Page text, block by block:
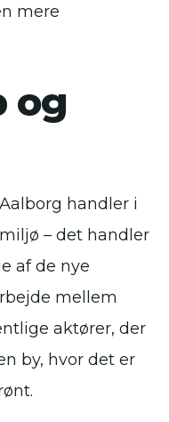
mere
og
handler i
– det handler
af de nye
mellem
aktører, der
by, hvor det er